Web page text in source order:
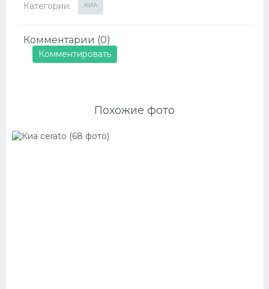
Категории: КИА
Комментарии (0)
Комментировать
Похожие фото